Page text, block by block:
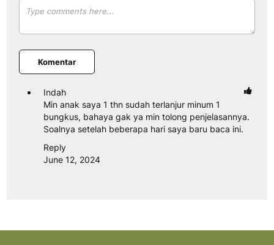
Komentar
Indah
Min anak saya 1 thn sudah terlanjur minum 1
bungkus, bahaya gak ya min tolong penjelasannya.
Soalnya setelah beberapa hari saya baru baca ini.
Reply
June 12, 2024